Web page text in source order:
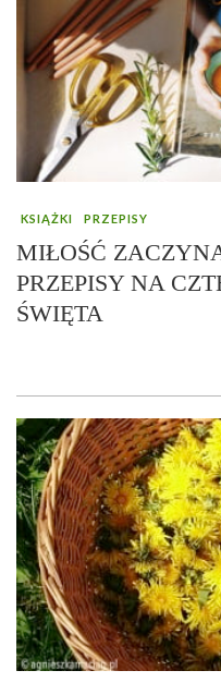
KSIĄŻKI PRZEPISY
MIŁOŚĆ
PRZEPISY NA
ŚWIĘTA